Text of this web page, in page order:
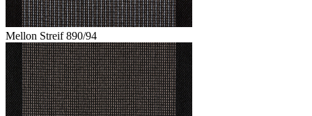
Mellon Streif 890/94